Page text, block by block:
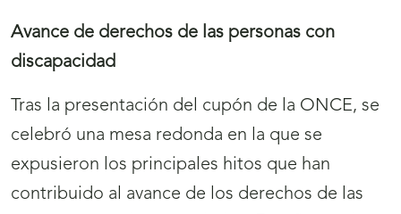
Avance de derechos de las personas con
discapacidad
Tras la presentación del cupón de la ONCE, se
celebró una mesa redonda en la que se
expusieron los principales hitos que han
contribuido al avance de los derechos de las